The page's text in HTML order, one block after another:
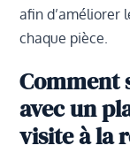
afin d’améliorer
chaque pièce.
Comment
avec un
visite à la